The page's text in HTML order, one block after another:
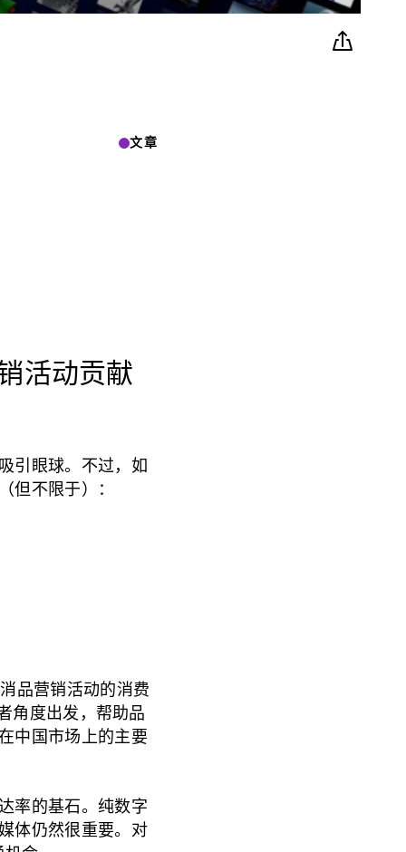
文章
活动贡献
引眼球。不过，如
但不限于）：
品营销活动的消费
角度出发，帮助品
中国市场上的主要
率的基石。纯数字
体仍然很重要。对